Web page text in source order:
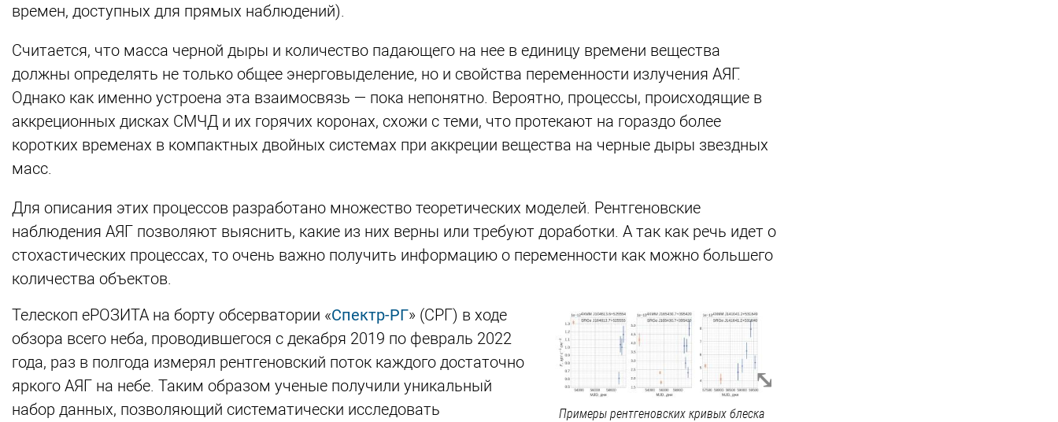
времен, доступных для прямых наблюдений).
Считается, что масса черной дыры и количество падающего на нее в единицу времени вещества
должны определять не только общее энерговыделение, но и свойства переменности излучения АЯГ.
Однако как именно устроена эта взаимосвязь — пока непонятно. Вероятно, процессы, происходящие в
аккреционных дисках СМЧД и их горячих коронах, схожи с теми, что протекают на гораздо более
коротких временах в компактных двойных системах при аккреции вещества на черные дыры звездных
масс.
Для описания этих процессов разработано множество теоретических моделей. Рентгеновские
наблюдения АЯГ позволяют выяснить, какие из них верны или требуют доработки. А так как речь идет о
стохастических процессах, то очень важно получить информацию о переменности как можно большего
количества объектов.
Примеры рентгеновских кривых блеска
Телескоп еРОЗИТА на борту обсерватории «Спектр-РГ» (СРГ) в ходе
обзора всего неба, проводившегося с декабря 2019 по февраль 2022
года, раз в полгода измерял рентгеновский поток каждого достаточно
яркого АЯГ на небе. Таким образом ученые получили уникальный
набор данных, позволяющий систематически исследовать